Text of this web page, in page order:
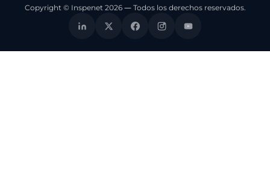
Copyright © Inspenet 2026 — Todos los derechos reservados.